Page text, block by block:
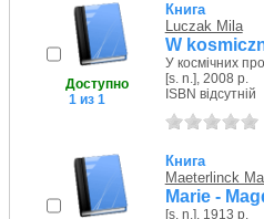
Доступно
1 из 1
Книга
Luczak Mila
W
У космічних
[s. n.], 2008 р.
ISBN відсутній
Книга
Maeterlinck
Marie -
[s. n.], 1913 р.